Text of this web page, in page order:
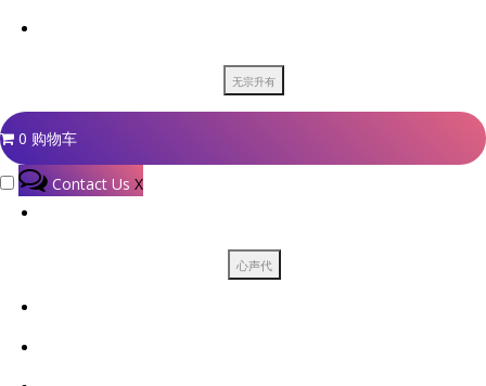
0 购物车
Contact Us X